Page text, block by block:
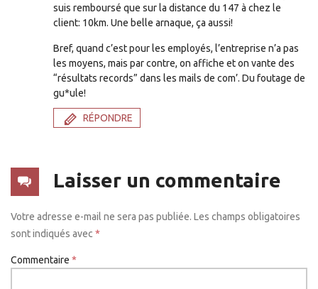
suis remboursé que sur la distance du 147 à chez le
client: 10km. Une belle arnaque, ça aussi!
Bref, quand c’est pour les employés, l’entreprise n’a pas
les moyens, mais par contre, on affiche et on vante des
“résultats records” dans les mails de com’. Du foutage de
gu*ule!
RÉPONDRE
Laisser un commentaire
Votre adresse e-mail ne sera pas publiée. Les champs obligatoires
sont indiqués avec *
Commentaire *